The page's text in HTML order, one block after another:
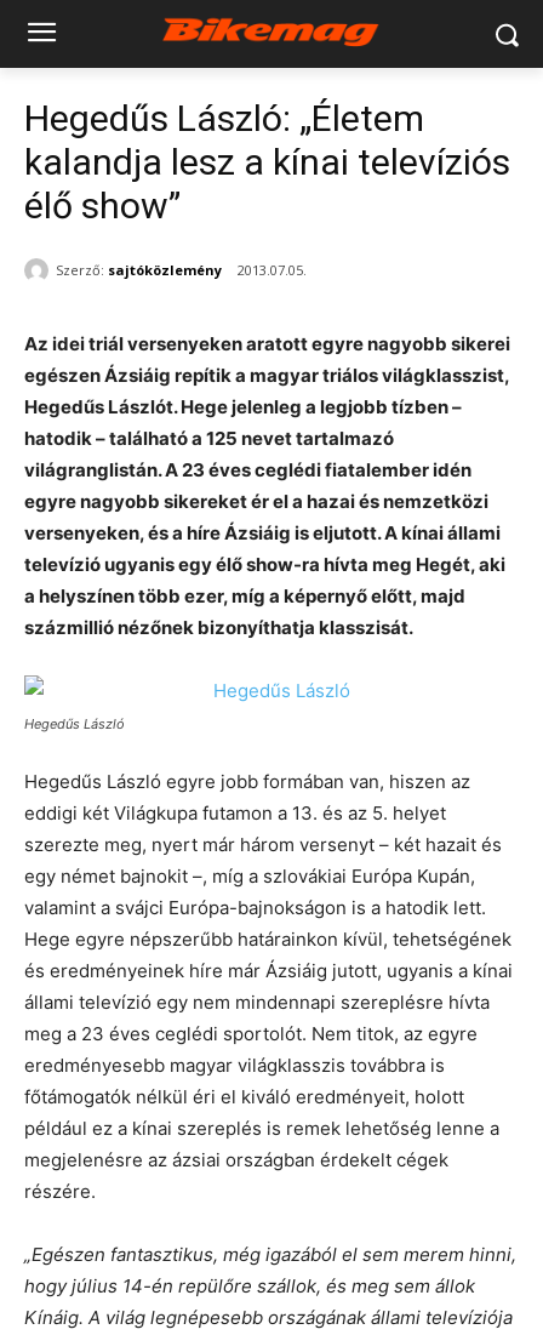
Hegedűs László: „Életem
kalandja lesz a kínai televíziós
élő show”
Szerző: sajtóközlemény 2013.07.05.
Az idei triál versenyeken aratott egyre nagyobb sikerei
egészen Ázsiáig repítik a magyar triálos világklasszist,
Hegedűs Lászlót. Hege jelenleg a legjobb tízben –
hatodik – található a 125 nevet tartalmazó
világranglistán. A 23 éves ceglédi fiatalember idén
egyre nagyobb sikereket ér el a hazai és nemzetközi
versenyeken, és a híre Ázsiáig is eljutott. A kínai állami
televízió ugyanis egy élő show-ra hívta meg Hegét, aki
a helyszínen több ezer, míg a képernyő előtt, majd
százmillió nézőnek bizonyíthatja klasszisát.
Hegedűs László
Hegedűs László egyre jobb formában van, hiszen az
eddigi két Világkupa futamon a 13. és az 5. helyet
szerezte meg, nyert már három versenyt – két hazait és
egy német bajnokit –, míg a szlovákiai Európa Kupán,
valamint a svájci Európa-bajnokságon is a hatodik lett.
Hege egyre népszerűbb határainkon kívül, tehetségének
és eredményeinek híre már Ázsiáig jutott, ugyanis a kínai
állami televízió egy nem mindennapi szereplésre hívta
meg a 23 éves ceglédi sportolót. Nem titok, az egyre
eredményesebb magyar világklasszis továbbra is
főtámogatók nélkül éri el kiváló eredményeit, holott
például ez a kínai szereplés is remek lehetőség lenne a
megjelenésre az ázsiai országban érdekelt cégek
részére.
„Egészen fantasztikus, még igazából el sem merem hinni,
hogy július 14-én repülőre szállok, és meg sem állok
Kínáig. A világ legnépesebb országának állami televíziója